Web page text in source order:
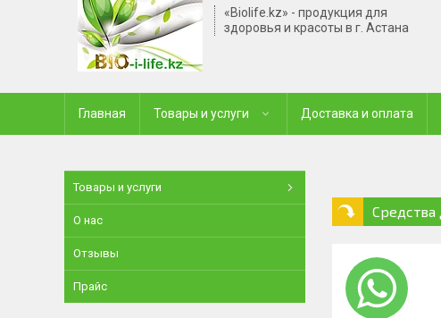
«Biolife.kz» - продукция для
здоровья и красоты в г. Астана
Главная Товары и услуги Доставка и оплата
Средства
Товары и услуги
О нас
Отзывы
Прайс